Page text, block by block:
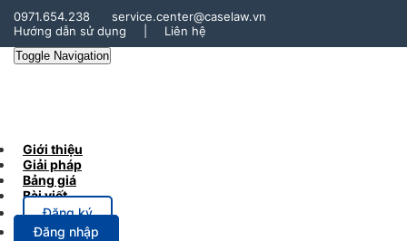
0971.654.238
service.center@caselaw.vn
Hướng dẫn sử dụng
Liên hệ
Toggle Navigation
Giới thiệu
Giải pháp
Bảng giá
Bài viết
Đăng ký
Đăng nhập